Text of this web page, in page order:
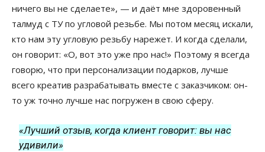
ничего вы не сделаете», — и даёт мне здоровенный
талмуд с ТУ по угловой резьбе. Мы потом месяц искали,
кто нам эту угловую резьбу нарежет. И когда сделали,
он говорит: «О, вот это уже про нас!» Поэтому я всегда
говорю, что при персонализации подарков, лучше
всего креатив разрабатывать вместе с заказчиком: он-
то уж точно лучше нас погружен в свою сферу.
«Лучший отзыв, когда клиент говорит: вы нас
удивили»